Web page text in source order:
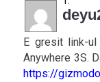
E gresit link-
Anywhere 3S.
https://